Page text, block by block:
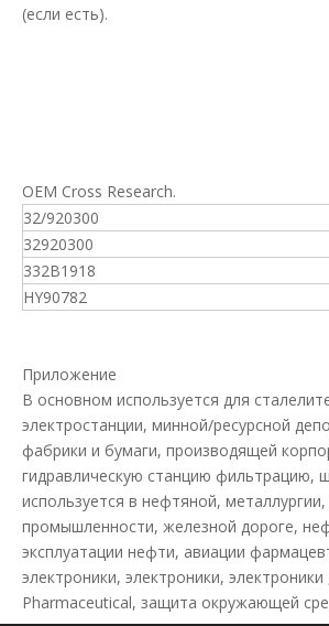
(если есть).
OEM Cross Research.
32/920300
32920300
332B1918
HY90782
Приложение
В основном используется для
электростанции, минной/ресурсной
фабрики и бумаги, производящей
гидравлическую станцию ​​фильтрацию,
используется в нефтяной,
промышленности, железной дороге,
эксплуатации нефти, авиации
электроники, электроники,
Pharmaceutical, защита окружающей